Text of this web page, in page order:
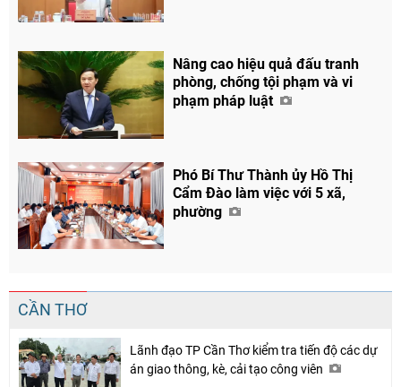
Nâng cao hiệu quả đấu tranh
phòng, chống tội phạm và vi
phạm pháp luật
Phó Bí Thư Thành ủy Hồ Thị
Cẩm Đào làm việc với 5 xã,
phường
CẦN THƠ
Lãnh đạo TP Cần Thơ kiểm tra tiến độ các dự
án giao thông, kè, cải tạo công viên